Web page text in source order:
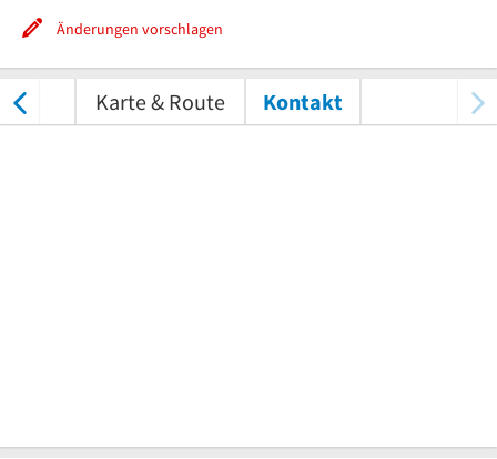
Änderungen vorschlagen
Karte & Route Kontakt